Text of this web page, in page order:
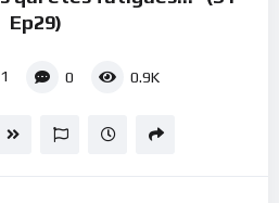
Ep29)
1 0 0.9K